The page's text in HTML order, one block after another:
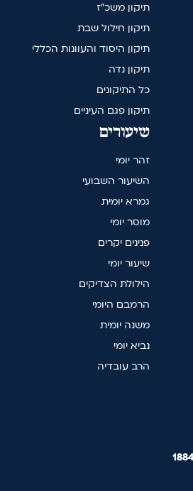
תיקון משכ"ז
תיקון חילול שבת
תיקון היסוד והעוונות הכללי
תיקון נדה
כל התיקונים
תיקון פגם העיניים
שיעורים
זהר יומי
השיעור השבועי
גמרא יומית
מוסר יומי
פנינים יקרים
שיעור יומי
הילולת הצדיקים
הרמבם היומי
משנה יומית
נביא יומי
הרב עובדיה